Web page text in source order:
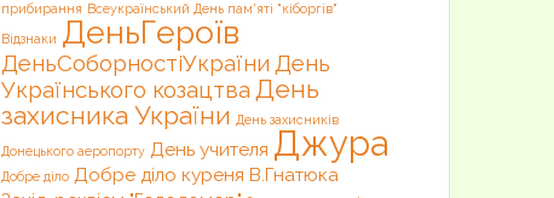
прибирання Всеукраїнський День пам'яті "кіборгів"
Відзнаки ДеньГероїв
ДеньСоборностіУкраїни День
Українського козацтва День
захисника України День захисників
Донецького аеропорту День учителя Джура
Добре діло Добре діло куреня В.Гнатюка